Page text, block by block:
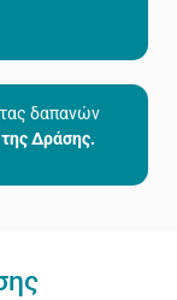
δαπανών
Δράσης.